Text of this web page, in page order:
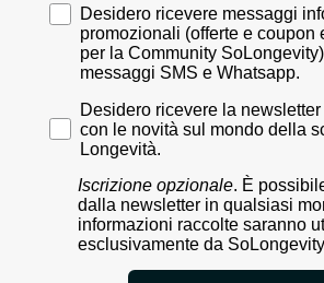
Accettazione marketing sms -
Desidero ricevere messaggi
promozionali (offerte e coupon
per la Community
messaggi SMS e Whatsapp.
Desidero ricevere la newsletter
Desidero ricevere la
con le novità sul mondo della
Longevità.
Iscrizione opzionale. È
dalla newsletter in qualsiasi
informazioni raccolte saranno
esclusivamente da